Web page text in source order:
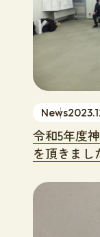
News
令和5年度
を頂きまし